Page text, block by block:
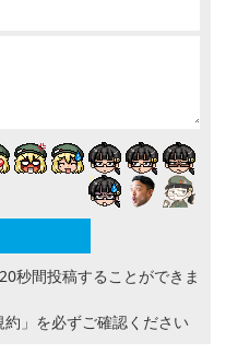
秒間投稿することができま
」 を必ずご確認ください